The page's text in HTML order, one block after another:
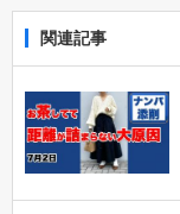
関連記事